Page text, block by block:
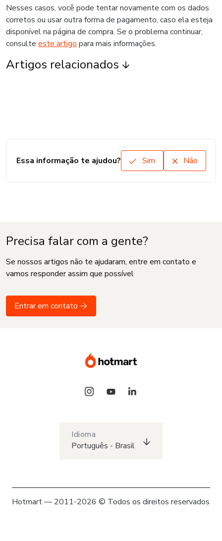
Nesses casos, você pode tentar novamente com os dados
corretos ou usar outra forma de pagamento, caso ela esteja
disponível na página de compra. Se o problema continuar,
consulte este artigo para mais informações.
Artigos relacionados
Essa informação te ajudou? Sim Não
Precisa falar com a gente?
Se nossos artigos não te ajudaram, entre em contato e
vamos responder assim que possível
Entrar em contato
Idioma
Português - Brasil
Hotmart — 2011-2026 © Todos os direitos reservados